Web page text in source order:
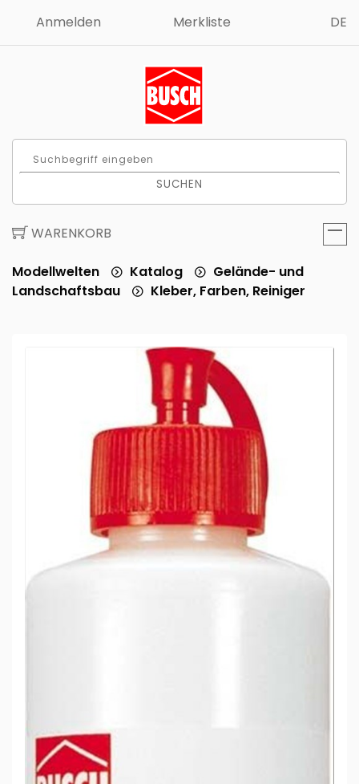
Anmelden Merkliste DE
SUCHEN
WARENKORB
Modellwelten Katalog
Gelände- und
Landschaftsbau
Kleber, Farben, Reiniger